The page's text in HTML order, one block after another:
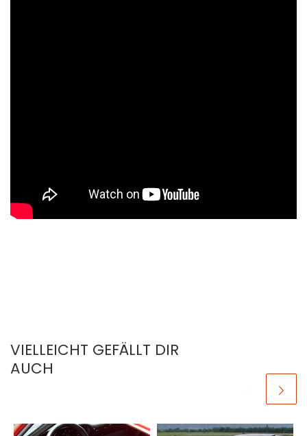
VIELLEICHT GEFÄLLT DIR
AUCH